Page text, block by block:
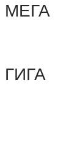
МЕГА
ГИГА